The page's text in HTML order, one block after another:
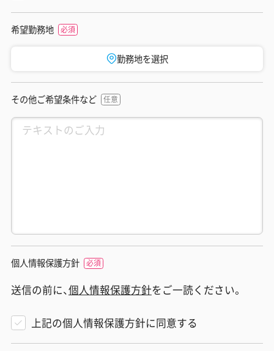
希望勤務地
勤務地を選択
その他ご希望条件など
個人情報保護方針
送信の前に、個人情報保護方針をご一読ください。
上記の個人情報保護方針に同意する